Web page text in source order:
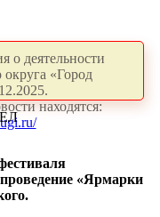
о деятельности
«Город
находятся:
«Ярмарки